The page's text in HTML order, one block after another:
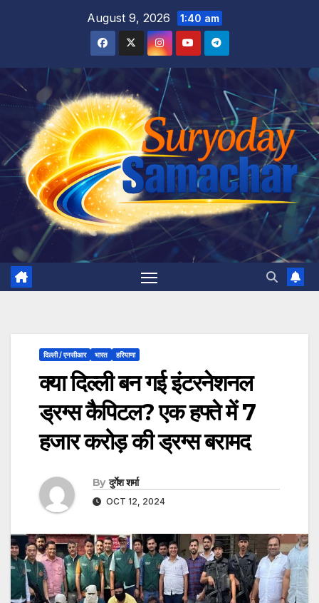
August 9, 2026 1:40 am
दिल्ली / एनसीआर भारत हरियाणा
क्या दिल्ली बन गई इंटरनेशनल
ड्रग्स कैपिटल? एक हफ्ते में 7
हजार करोड़ की ड्रग्स बरामद
By दुर्गेश शर्मा
OCT 12, 2024